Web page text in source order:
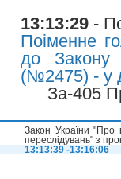
13:13:29 -
Поіменне
до Закону
(№2475) - у
За-405
Закон України "Про
переслідувань" з
13:13:39 -13:16:06